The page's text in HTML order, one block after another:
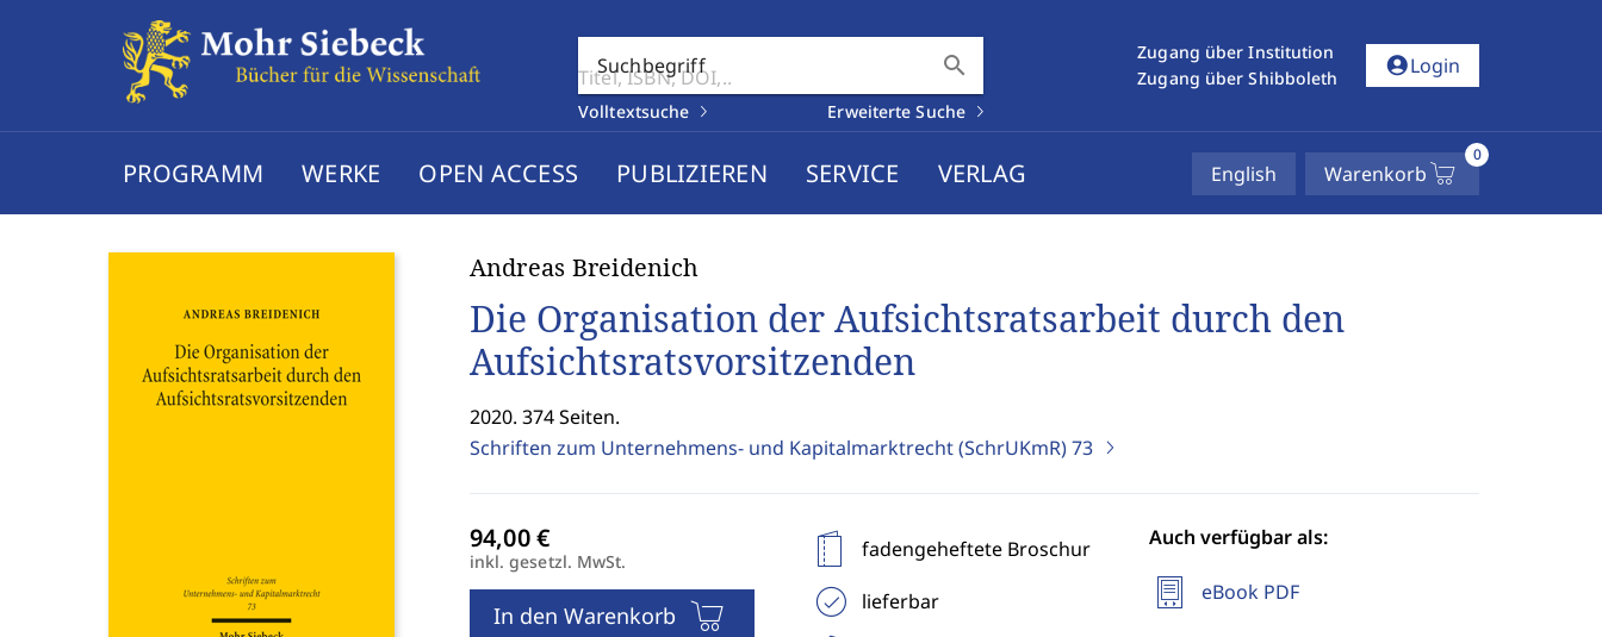
Suchbegriff search
Volltextsuche Erweiterte Suche
Zugang über Institution
Zugang über Shibboleth
account_circleLogin
PROGRAMM WERKE OPEN ACCESS PUBLIZIEREN SERVICE VERLAG English Warenkorb
0
Andreas Breidenich
Die Organisation der Aufsichtsratsarbeit durch den
Aufsichtsratsvorsitzenden
2020. 374 Seiten.
Schriften zum Unternehmens- und Kapitalmarktrecht (SchrUKmR)73
inkl. gesetzl. MwSt.
In den Warenkorb
fadengeheftete Broschur
lieferbar
Auch verfügbar als:
eBook PDF